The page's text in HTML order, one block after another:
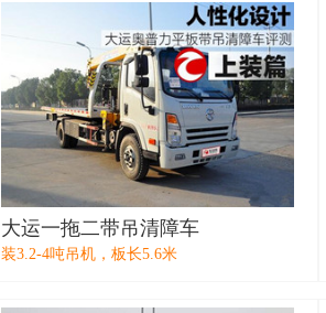
大运一拖二带吊清障车
装3.2-4吨吊机，板长5.6米